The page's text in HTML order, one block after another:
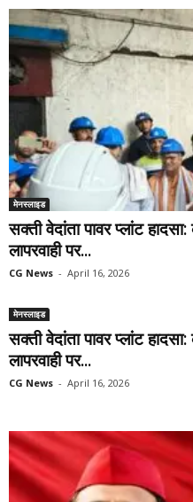
मेनस्लाइड
सक्ती वेदांता पावर प्लांट
लापरवाही पर...
CG News - April 16, 2026
मेनस्लाइड
सक्ती वेदांता पावर प्लांट
लापरवाही पर...
CG News - April 16, 2026